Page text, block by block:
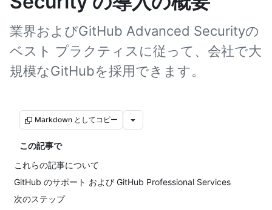
業界およびGitHub Advanced Securityの
ベスト プラクティスに従って、会社で大
規模なGitHubを採用できます。
Markdown としてコピー
この記事で
これらの記事について
GitHub のサポート および GitHub Professional Services
次のステップ